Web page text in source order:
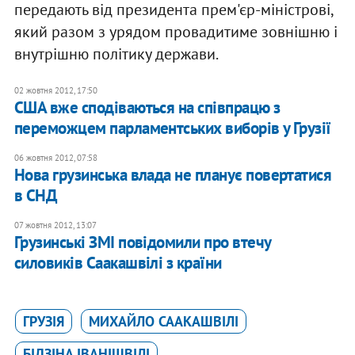
передають від президента прем'єр-міністрові,
який разом з урядом провадитиме зовнішню і
внутрішню політику держави.
02 жовтня 2012, 17:50
США вже сподіваються на співпрацю з
переможцем парламентських виборів у Грузії
06 жовтня 2012, 07:58
Нова грузинська влада не планує повертатися
в СНД
07 жовтня 2012, 13:07
Грузинські ЗМІ повідомили про втечу
силовиків Саакашвілі з країни
ГРУЗІЯ
МИХАЙЛО СААКАШВІЛІ